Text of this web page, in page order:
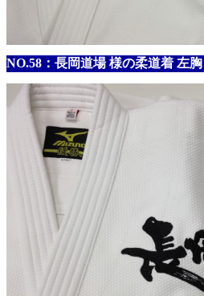
NO.58：長岡道場 様の柔道着 左胸